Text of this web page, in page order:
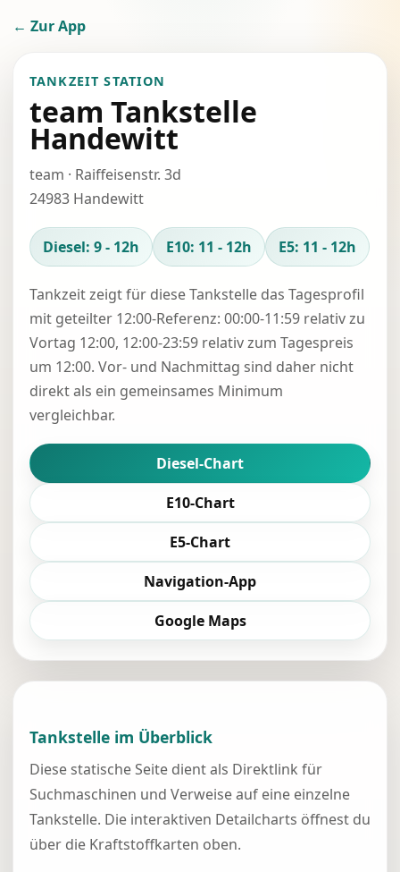
← Zur App
TANKZEIT STATION
team Tankstelle
Handewitt
team · Raiffeisenstr. 3d
24983 Handewitt
Diesel: 9 - 12h E10: 11 - 12h E5: 11 - 12h
Tankzeit zeigt für diese Tankstelle das Tagesprofil
mit geteilter 12:00-Referenz: 00:00-11:59 relativ zu
Vortag 12:00, 12:00-23:59 relativ zum Tagespreis
um 12:00. Vor- und Nachmittag sind daher nicht
direkt als ein gemeinsames Minimum
vergleichbar.
Diesel-Chart
E10-Chart
E5-Chart
Navigation-App
Google Maps
Tankstelle im Überblick
Diese statische Seite dient als Direktlink für
Suchmaschinen und Verweise auf eine einzelne
Tankstelle. Die interaktiven Detailcharts öffnest du
über die Kraftstoffkarten oben.